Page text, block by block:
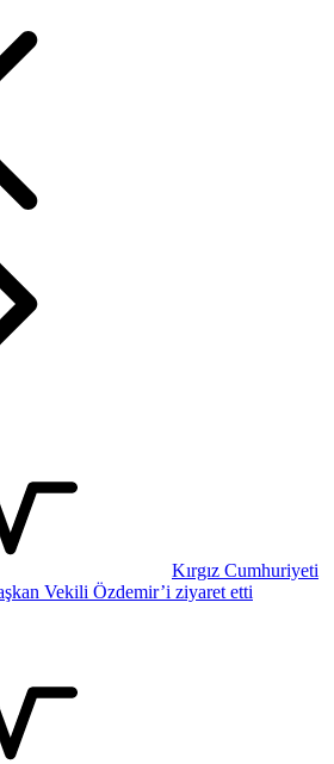
Kırgız Cumhuriyeti
Vekili Özdemir’i ziyaret etti